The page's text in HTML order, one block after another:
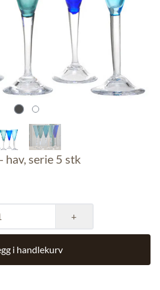
hav, serie 5 stk
+
i handlekurv